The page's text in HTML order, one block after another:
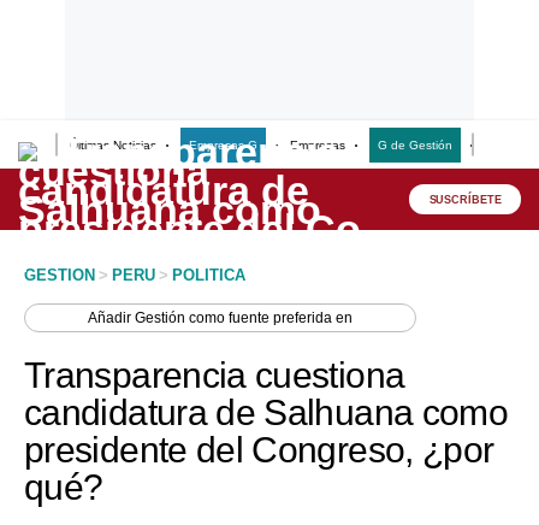
Últimas Noticias Empresas G Empresas G de Gestión
Lo último
Peru Quiosco
Economía
Mercados
Perú
SUSCRÍBETE
GESTION > PERU > POLITICA
AñadirGestión como fuente preferida en
Transparencia cuestiona
candidatura de Salhuana como
presidente del Congreso, ¿por
qué?